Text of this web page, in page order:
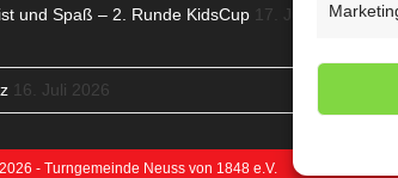
und Spaß – 2. Runde KidsCup 17. Juli
16. Juli 2026
- Turngemeinde Neuss von 1848 e.V.